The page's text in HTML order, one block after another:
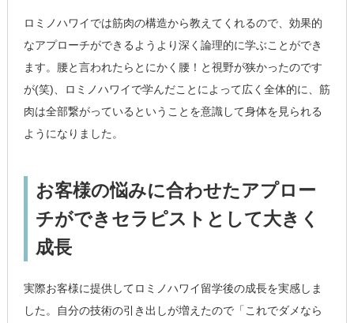
ロミノハワイでは筋肉の構造から教えてくれるので、効果的
なアプローチができるようより深く論理的に学ぶことができ
ます。腰と言われたらとにかく腰！と視野が狭かったのです
が(笑)、ロミノハワイで学んだことによって広く全体的に、筋
肉は全部繋がっているということを意識して身体を見られる
ようになりました。
お客様の悩みに合わせたアプロー
チができセラピストとして大きく
成長
実際お客様に提供してロミノハワイ留学後の成長を実感しま
した。自分の技術の引き出しが増えたので「これでダメなら